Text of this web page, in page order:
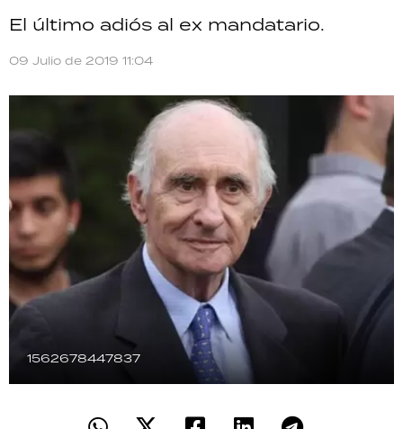
El último adiós al ex mandatario.
09 Julio de 2019 11:04
1562678447837
ECONOMÍA
GRAN HERMANO
SALUD
DEPORTES
TECNOLOGÍA
RECETAS
PALABRAS
HORÓSCOPO